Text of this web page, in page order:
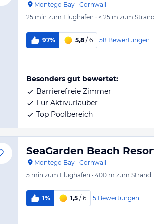
Montego Bay · Cornwall
25 min zum Flughafen · < 25 m zum
97% 5,8 / 6 58 Bewertungen
Besonders gut bewertet:
Barrierefreie Zimmer
Für Aktivurlauber
Top Poolbereich
SeaGarden Beach
Montego Bay · Cornwall
5 min zum Flughafen · 400 m zum Strand
1% 1,5 / 6 5 Bewertungen